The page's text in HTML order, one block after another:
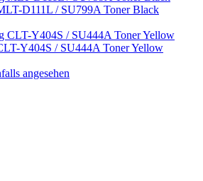
D111L / SU799A Toner Black
Y404S / SU444A Toner Yellow
angesehen